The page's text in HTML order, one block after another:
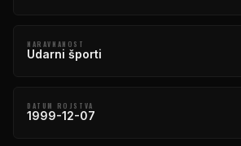
NARAVNANOST
Udarni športi
DATUM ROJSTVA
1999-12-07